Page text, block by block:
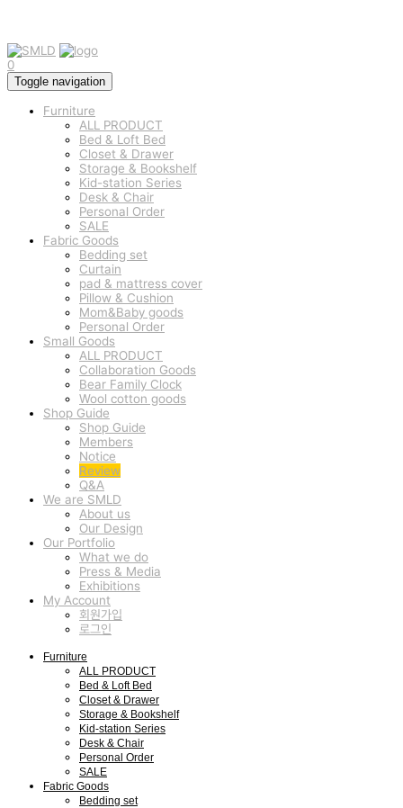
0
Toggle navigation
Furniture
ALL PRODUCT
Bed & Loft Bed
Closet & Drawer
Storage & Bookshelf
Kid-station Series
Desk & Chair
Personal Order
SALE
Fabric Goods
Bedding set
Curtain
pad & mattress cover
Pillow & Cushion
Mom&Baby goods
Personal Order
Small Goods
ALL PRODUCT
Collaboration Goods
Bear Family Clock
Wool cotton goods
Shop Guide
Shop Guide
Members
Notice
Review
Q&A
We are SMLD
About us
Our Design
Our Portfolio
What we do
Press & Media
Exhibitions
My Account
회원가입
로그인
Furniture
ALL PRODUCT
Bed & Loft Bed
Closet & Drawer
Storage & Bookshelf
Kid-station Series
Desk & Chair
Personal Order
SALE
Fabric Goods
Bedding set